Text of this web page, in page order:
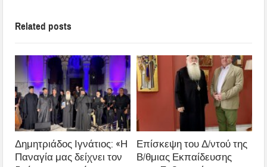
Related posts
Δημητριάδος Ιγνάτιος: «Η
Παναγία μας δείχνει τον
Επίσκεψη του Δ/ντού της
Β/θμιας Εκπαίδευσης